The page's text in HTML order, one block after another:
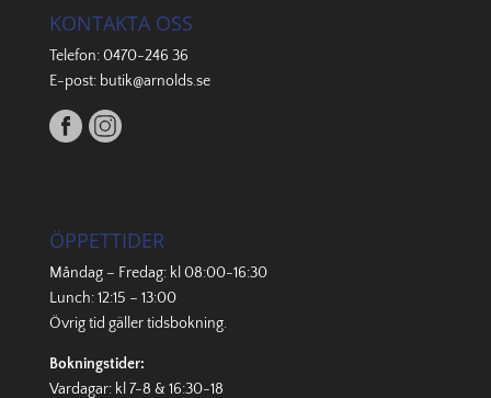
KONTAKTA OSS
Telefon:0470-246 36
E-post: butik@arnolds.se
ÖPPETTIDER
Måndag – Fredag: kl 08:00-16:30
Lunch: 12:15 – 13:00
Övrig tid gällertidsbokning.
Bokningstider:
Vardagar: kl 7-8 & 16:30-18